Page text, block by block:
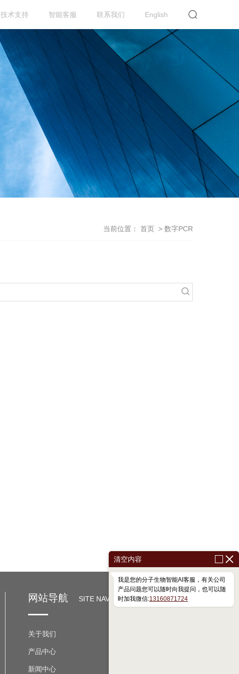
技术支持 智能客服 联系我们 English
当前位置： 首页 > 数字PCR
网站导航 SITE NAVIGATION
关于我们
产品中心
新闻中心
清空内容
我是您的分子生物智能AI客服，有关公司
产品问题您可以随时向我提问，也可以随
时加我微信:13160871724